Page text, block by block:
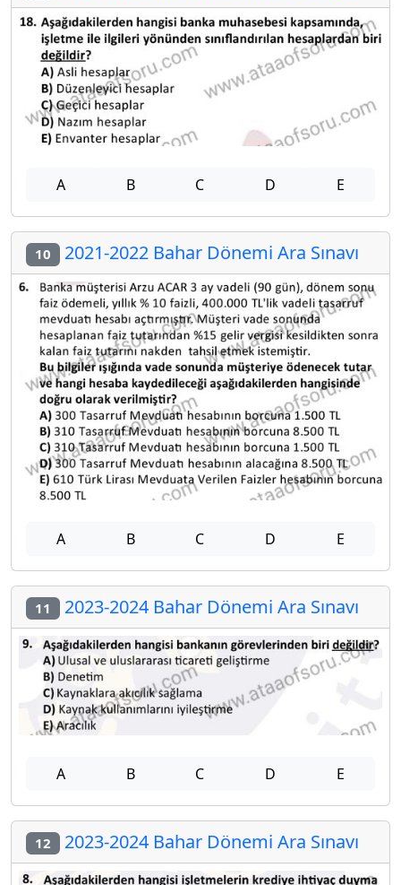
A B C D E
10 2021-2022 Bahar Dönemi Ara Sınavı
A B C D E
11 2023-2024 Bahar Dönemi Ara Sınavı
A B C D E
12 2023-2024 Bahar Dönemi Ara Sınavı